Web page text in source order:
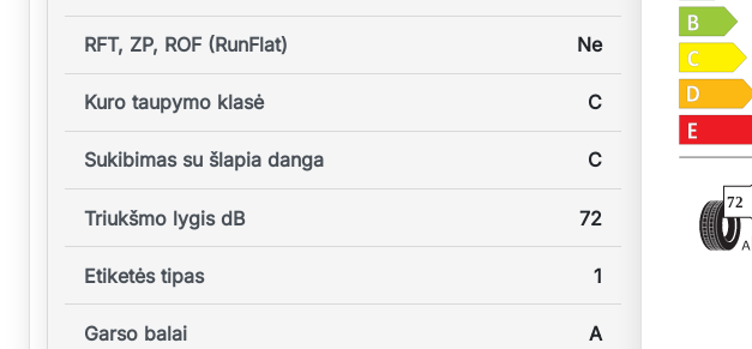
RFT, ZP, ROF (RunFlat) Ne
Kuro taupymo klasė C
Sukibimas su šlapia danga C
Triukšmo lygis dB 72
Etiketės tipas 1
Garso balai A
72